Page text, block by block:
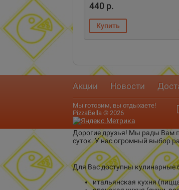
440 р.
Акции Новости
Мы готовим, вы отдыхаете!
PizzaBella © 2026
Дорогие друзья! Мы рады Вам
суток. У нас огромный выбор
Для Вас доступны кулинарные
итальянская кухня